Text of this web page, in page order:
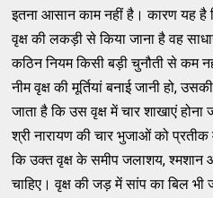
इतना आसान काम नहीं है। कारण यह है
वृक्ष की लकड़ी से किया जाना है वह
कठिन नियम किसी बड़ी चुनौती से कम
नीम वृक्ष की मूर्तियां बनाई जानी हो,
जाता है कि उस वृक्ष में चार शाखाएं
श्री नारायण की चार भुजाओं को
कि उक्त वृक्ष के समीप जलाशय, श्मशान
चाहिए। वृक्ष की जड़ में सांप का बिल